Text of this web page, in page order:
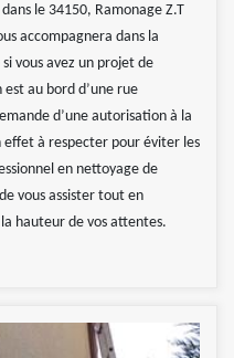
le 34150, Ramonage Z.T
accompagnera dans la
vous avez un projet de
au bord d’une rue
d’une autorisation à la
à respecter pour éviter les
en nettoyage de
vous assister tout en
hauteur de vos attentes.